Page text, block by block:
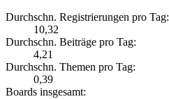
Durchschn. Registrierungen pro Tag:
10,32
Durchschn. Beiträge pro Tag:
4,21
Durchschn. Themen pro Tag:
0,39
Boards insgesamt: